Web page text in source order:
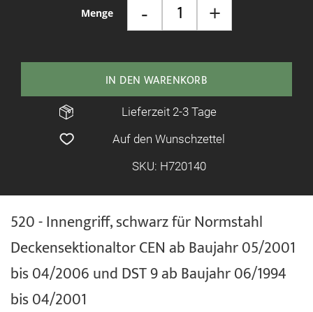
520 - Innengriff, schwarz für Normstahl
Deckensektionaltor CEN ab Baujahr 05/2001
bis 04/2006 und DST 9 ab Baujahr 06/1994
bis 04/2001
Menge - +
IN DEN WARENKORB
Lieferzeit 2-3 Tage
Auf den Wunschzettel
SKU: H720140